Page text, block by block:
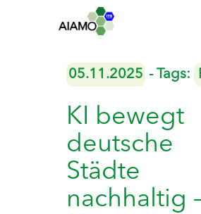
05.11.2025 - Tags:
KI bewegt
deutsche
Städte
nachhaltig